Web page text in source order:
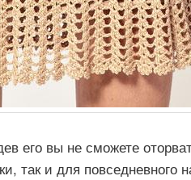
его вы не сможете
так и для повседневного